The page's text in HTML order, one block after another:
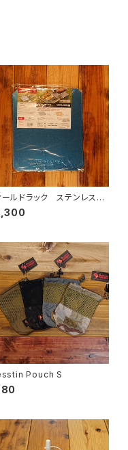
ールドラック ステンレス天
ーフ
Pouch S